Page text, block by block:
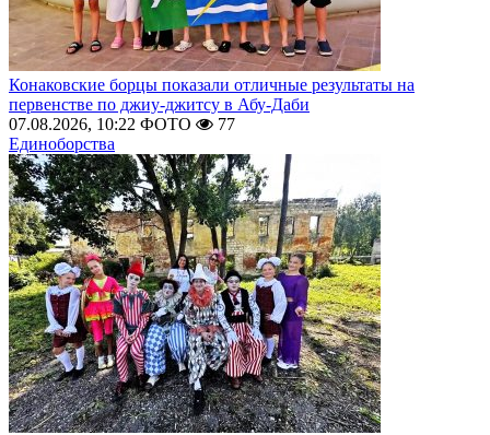
Конаковские борцы показали отличные результаты на
первенстве по джиу-джитсу в Абу-Даби
07.08.2026, 10:22 ФОТО
77
Единоборства